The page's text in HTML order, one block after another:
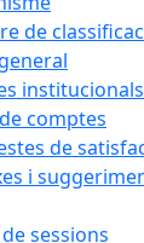
de
institucionals
comptes
de
i
sessions